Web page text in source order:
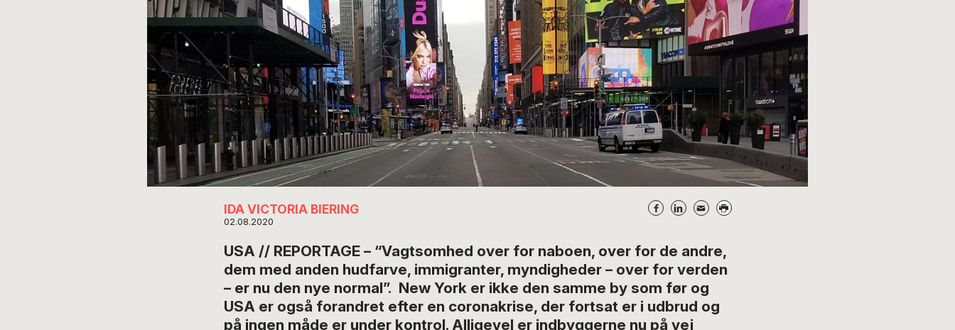
IDA VICTORIA BIERING
02.08.2020
USA // REPORTAGE – “Vagtsomhed over for naboen, over for de andre,
dem med anden hudfarve, immigranter, myndigheder – over for verden
– er nu den nye normal”. New York er ikke den samme by som før og
USA er også forandret efter en coronakrise, der fortsat er i udbrud og
på ingen måde er under kontrol. Alligevel er indbyggerne nu på vej